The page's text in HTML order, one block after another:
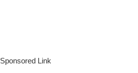
Sponsored Link